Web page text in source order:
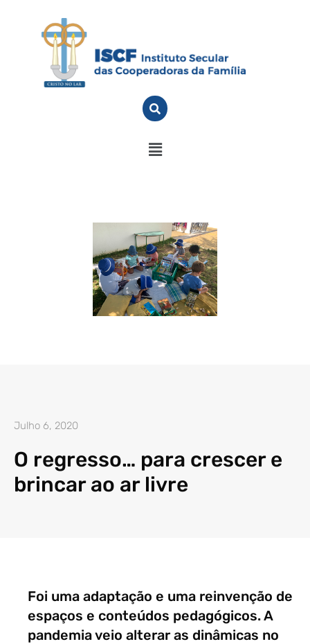
Julho 6, 2020
O regresso… para crescer e
brincar ao ar livre
Foi uma adaptação e uma reinvenção de
espaços e conteúdos pedagógicos. A
pandemia veio alterar as dinâmicas no